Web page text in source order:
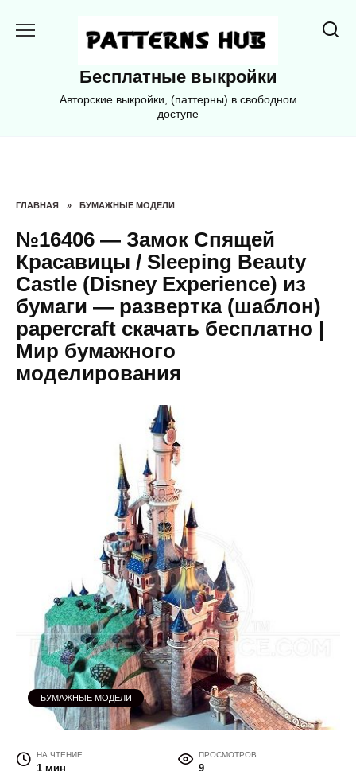
Бесплатные выкройки
Авторские выкройки, (паттерны) в свободном
доступе
ГЛАВНАЯ » БУМАЖНЫЕ МОДЕЛИ
№16406 — Замок Спящей
Красавицы / Sleeping Beauty
Castle (Disney Experience) из
бумаги — развертка (шаблон)
papercraft скачать бесплатно |
Мир бумажного
моделирования
БУМАЖНЫЕ МОДЕЛИ
НА ЧТЕНИЕ
1 мин
ПРОСМОТРОВ
9